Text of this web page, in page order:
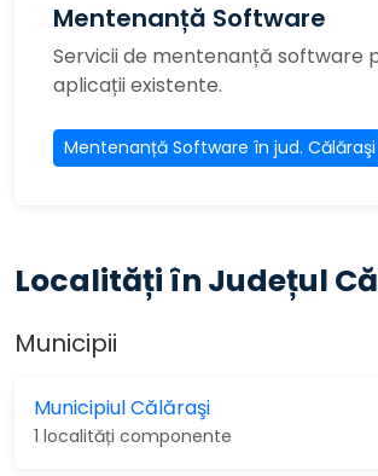
Mentenanță Software
Servicii de mentenanță software
aplicații existente.
Mentenanță Software în jud. Călăraşi
Localități în Județul
Municipii
Municipiul Călăraşi
1 localități componente